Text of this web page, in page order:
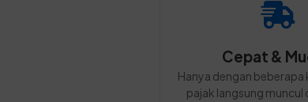
Cepat &
Hanya dengan
pajak langsung muncul